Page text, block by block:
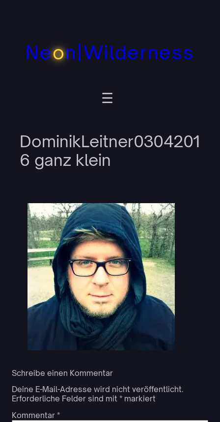
Neon|Wilderness
DominikLeitner0304201
6 ganz klein
Schreibe einen Kommentar
Deine E-Mail-Adresse wird nicht veröffentlicht.
Erforderliche Felder sind mit * markiert
Kommentar *